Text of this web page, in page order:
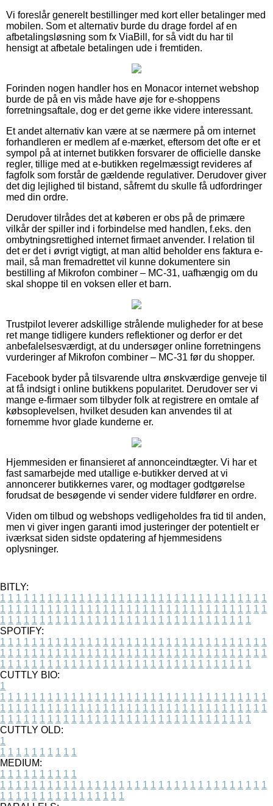
Vi foreslår generelt bestillinger med kort eller betalinger med
mobilen. Som et alternativ burde du drage fordel af en
afbetalingsløsning som fx ViaBill, for så vidt du har til
hensigt at afbetale betalingen ude i fremtiden.
Forinden nogen handler hos en Monacor internet webshop
burde de på en vis måde have øje for e-shoppens
forretningsaftale, dog er det gerne ikke videre interessant.
Et andet alternativ kan være at se nærmere på om internet
forhandleren er medlem af e-mærket, eftersom det ofte er et
sympol på at internet butikken forsvarer de officielle danske
regler, tillige med at e-butikken regelmæssigt revideres af
fagfolk som forstår de gældende regulativer. Derudover giver
det dig lejlighed til bistand, såfremt du skulle få udfordringer
med din ordre.
Derudover tilrådes det at køberen er obs på de primære
vilkår der spiller ind i forbindelse med handlen, f.eks. den
ombytningsrettighed internet firmaet anvender. I relation til
det er det i øvrigt vigtigt, at man altid beholder ens faktura e-
mail, så man fremadrettet vil kunne dokumentere sin
bestilling af Mikrofon combiner – MC-31, uafhængig om du
skal shoppe til en voksen eller et barn.
Trustpilot leverer adskillige strålende muligheder for at bese
ret mange tidligere kunders reflektioner og derfor er det
anbefalelsesværdigt, at du undersøger online forretningens
vurderinger af Mikrofon combiner – MC-31 før du shopper.
Facebook byder på tilsvarende ultra ønskværdige genveje til
at få indsigt i online butikkens popularitet. Derudover ser vi
mange e-firmaer som tilbyder folk at registrere en omtale af
købsoplevelsen, hvilket desuden kan anvendes til at
fornemme hvor glade kunderne er.
Hjemmesiden er finansieret af annonceindtægter. Vi har et
fast samarbejde med utallige e-butikker derved at vi
annoncerer butikkernes varer, og modtager godtgørelse
forudsat de besøgende vi sender videre fuldfører en ordre.
Viden om tilbud og webshops vedligeholdes fra tid til anden,
men vi giver ingen garanti imod justeringer der potentielt er
iværksat siden sidste opdatering af hjemmesidens
oplysninger.
BITLY:
1 1 1 1 1 1 1 1 1 1 1 1 1 1 1 1 1 1 1 1 1 1 1 1 1 1 1 1 1 1 1 1 1 1
1 1 1 1 1 1 1 1 1 1 1 1 1 1 1 1 1 1 1 1 1 1 1 1 1 1 1 1 1 1 1 1 1 1
1 1 1 1 1 1 1 1 1 1 1 1 1 1 1 1 1 1 1 1 1 1 1 1 1 1 1 1 1 1 1 1
SPOTIFY:
1 1 1 1 1 1 1 1 1 1 1 1 1 1 1 1 1 1 1 1 1 1 1 1 1 1 1 1 1 1 1 1 1 1
1 1 1 1 1 1 1 1 1 1 1 1 1 1 1 1 1 1 1 1 1 1 1 1 1 1 1 1 1 1 1 1 1 1
1 1 1 1 1 1 1 1 1 1 1 1 1 1 1 1 1 1 1 1 1 1 1 1 1 1 1 1 1 1 1 1
CUTTLY BIO:
1
1 1 1 1 1 1 1 1 1 1 1 1 1 1 1 1 1 1 1 1 1 1 1 1 1 1 1 1 1 1 1 1 1 1
1 1 1 1 1 1 1 1 1 1 1 1 1 1 1 1 1 1 1 1 1 1 1 1 1 1 1 1 1 1 1 1 1 1
1 1 1 1 1 1 1 1 1 1 1 1 1 1 1 1 1 1 1 1 1 1 1 1 1 1 1 1 1 1 1 1
CUTTLY OLD:
1
1 1 1 1 1 1 1 1 1 1
MEDIUM:
1 1 1 1 1 1 1 1 1 1
1 1 1 1 1 1 1 1 1 1 1 1 1 1 1 1 1 1 1 1 1 1 1 1 1 1 1 1 1 1 1 1 1 1
1 1 1 1 1 1 1 1 1 1 1 1 1 1 1 1